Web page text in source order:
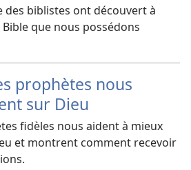
des biblistes ont découvert à
que nous possédons
prophètes nous
sur Dieu
fidèles nous aident à mieux
et montrent comment recevoir